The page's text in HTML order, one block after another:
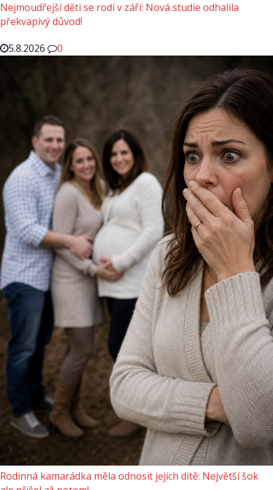
Nejmoudřejší děti se rodí v září: Nová studie odhalila
překvapivý důvod!
5.8.2026
0
Rodinná kamarádka měla odnosit jejich dítě: Největší šok